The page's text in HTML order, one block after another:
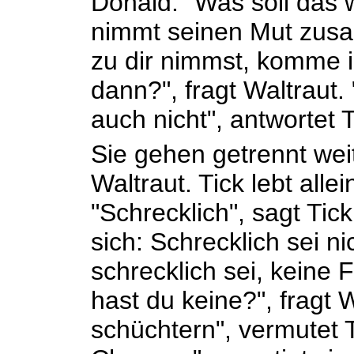
nimmt seinen Mut
zu dir nimmst, komme
dann?", fragt
auch nicht", antwortet
Sie gehen getrennt
Waltraut. Tick lebt
"Schrecklich", sagt
sich: Schrecklich sei
schrecklich sei, keine
hast du keine?", fragt
schüchtern", vermutet